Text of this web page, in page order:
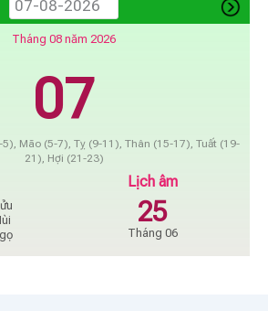
Tháng 08 năm 2026
07
Mão (5-7), Tỵ (9-11), Thân (15-17), Tuất (19-
21), Hợi (21-23)
Lịch âm
25
Tháng 06